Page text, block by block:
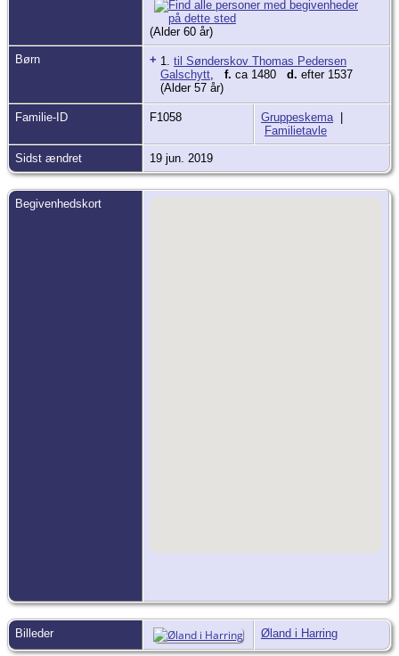
(Alder 60 år)
Børn + 1. til Sønderskov Thomas Pedersen
Galschytt, f. ca 1480 d. efter 1537
(Alder 57 år)
Familie-ID F1058 Gruppeskema|
Familietavle
Sidst ændret 19 jun. 2019
Begivenhedskort
Billeder Øland i Harring